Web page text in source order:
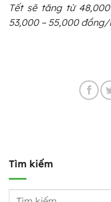
Tết sẽ tăng từ
53,000 – 55,000 đồng/
Tìm kiếm